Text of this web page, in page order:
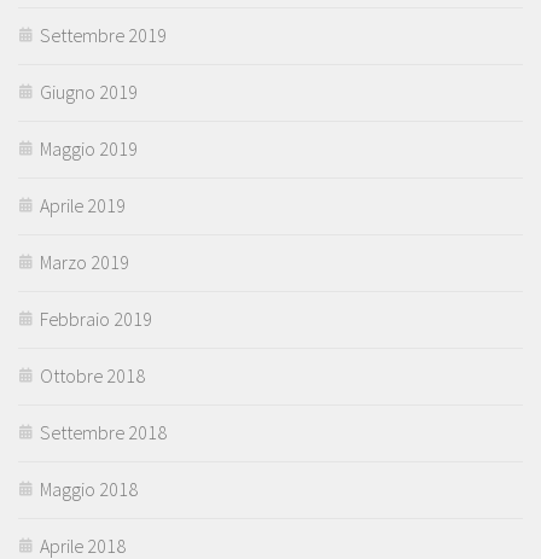
Settembre 2019
Giugno 2019
Maggio 2019
Aprile 2019
Marzo 2019
Febbraio 2019
Ottobre 2018
Settembre 2018
Maggio 2018
Aprile 2018